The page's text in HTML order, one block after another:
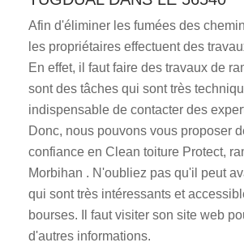
Afin d'éliminer les fumées des
les propriétaires effectuent des
En effet, il faut faire des travaux de
sont des tâches qui sont très
indispensable de contacter des
Donc, nous pouvons vous proposer
confiance en Clean toiture Protect,
Morbihan . N'oubliez pas qu'il peut
qui sont très intéressants et
bourses. Il faut visiter son site web
d'autres informations.